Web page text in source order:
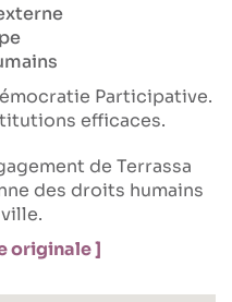
Participative
efficaces
de Terrassa
des droits humains
originale ]